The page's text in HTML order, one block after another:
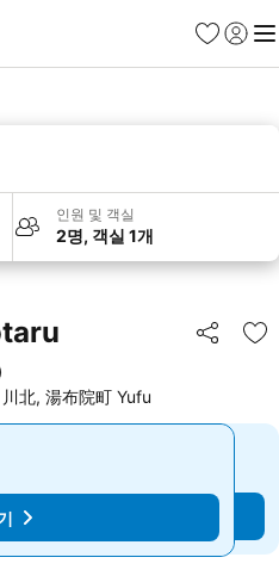
즐겨찾기
로그인
메
인원 및 객실
2명, 객실 1개
공유
즐
北, 湯布院町 Yufu
기